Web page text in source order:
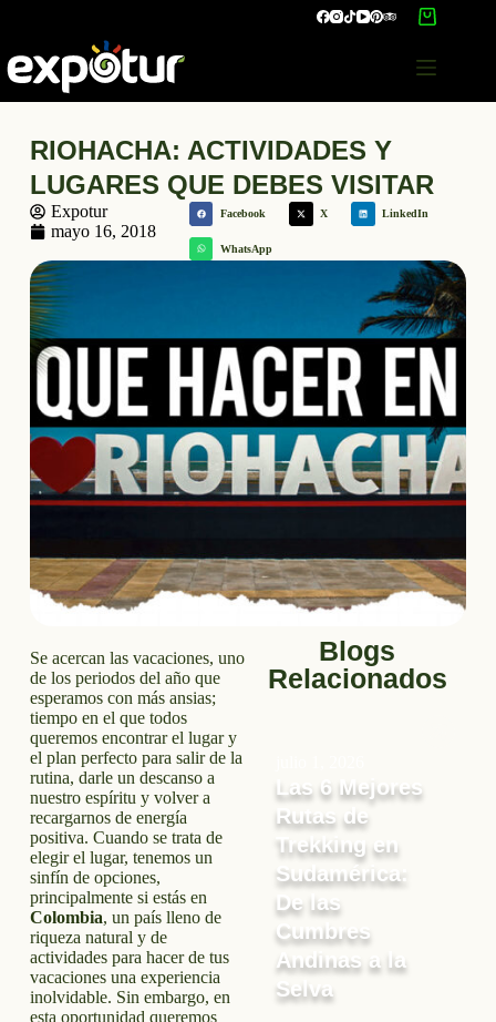
RIOHACHA: ACTIVIDADES Y
LUGARES QUE DEBES VISITAR
Expotur
mayo 16, 2018
Facebook X LinkedIn
WhatsApp
Se acercan las vacaciones, uno
de los periodos del año que
esperamos con más ansias;
tiempo en el que todos
queremos encontrar el lugar y
el plan perfecto para salir de la
rutina, darle un descanso a
nuestro espíritu y volver a
recargarnos de energía
positiva. Cuando se trata de
elegir el lugar, tenemos un
sinfín de opciones,
principalmente si estás en
Colombia, un país lleno de
riqueza natural y de
actividades para hacer de tus
vacaciones una experiencia
inolvidable. Sin embargo, en
esta oportunidad queremos
Blogs
Relacionados
Las 6 Mejores
Rutas de
Trekking en
Sudamérica:
De las
Cumbres
Andinas a la
Selva